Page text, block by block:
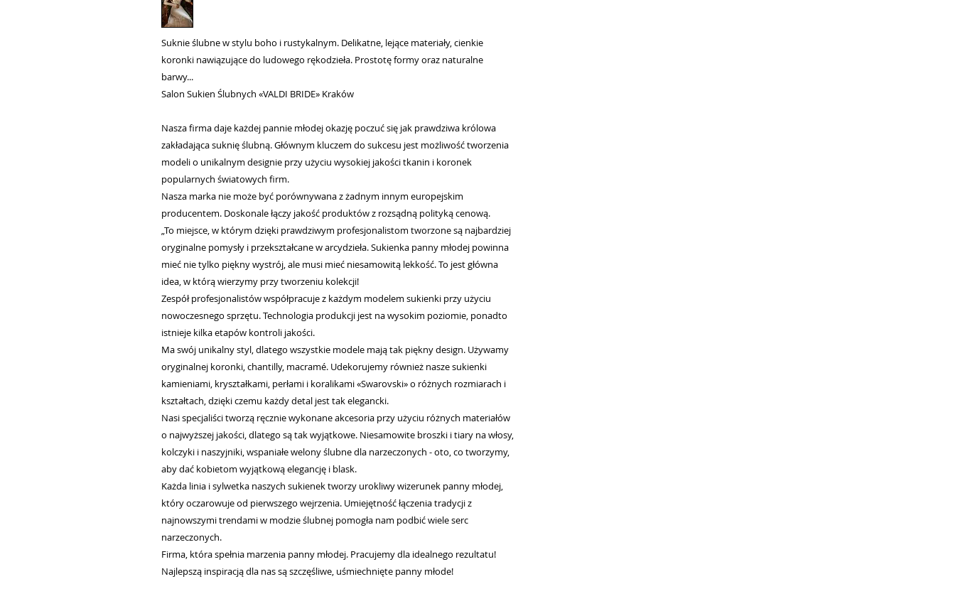
Suknie ślubne w stylu boho i rustykalnym. Delikatne, lejące materiały, cienkie
koronki nawiązujące do ludowego rękodzieła. Prostotę formy oraz naturalne
barwy...
Salon Sukien Ślubnych «VALDI BRIDE» Kraków
Nasza firma daje każdej pannie młodej okazję poczuć się jak prawdziwa królowa
zakładająca suknię ślubną. Głównym kluczem do sukcesu jest możliwość tworzenia
modeli o unikalnym designie przy użyciu wysokiej jakości tkanin i koronek
popularnych światowych firm.
Nasza marka nie może być porównywana z żadnym innym europejskim
producentem. Doskonale łączy jakość produktów z rozsądną polityką cenową.
„To miejsce, w którym dzięki prawdziwym profesjonalistom tworzone są najbardziej
oryginalne pomysły i przekształcane w arcydzieła. Sukienka panny młodej powinna
mieć nie tylko piękny wystrój, ale musi mieć niesamowitą lekkość. To jest główna
idea, w którą wierzymy przy tworzeniu kolekcji!
Zespół profesjonalistów współpracuje z każdym modelem sukienki przy użyciu
nowoczesnego sprzętu. Technologia produkcji jest na wysokim poziomie, ponadto
istnieje kilka etapów kontroli jakości.
Ma swój unikalny styl, dlatego wszystkie modele mają tak piękny design. Używamy
oryginalnej koronki, chantilly, macramé. Udekorujemy również nasze sukienki
kamieniami, kryształkami, perłami i koralikami «Swarovski» o różnych rozmiarach i
kształtach, dzięki czemu każdy detal jest tak elegancki.
Nasi specjaliści tworzą ręcznie wykonane akcesoria przy użyciu różnych materiałów
o najwyższej jakości, dlatego są tak wyjątkowe. Niesamowite broszki i tiary na włosy,
kolczyki i naszyjniki, wspaniałe welony ślubne dla narzeczonych - oto, co tworzymy,
aby dać kobietom wyjątkową elegancję i blask.
Każda linia i sylwetka naszych sukienek tworzy urokliwy wizerunek panny młodej,
który oczarowuje od pierwszego wejrzenia. Umiejętność łączenia tradycji z
najnowszymi trendami w modzie ślubnej pomogła nam podbić wiele serc
narzeczonych.
Firma, która spełnia marzenia panny młodej. Pracujemy dla idealnego rezultatu!
Najlepszą inspiracją dla nas są szczęśliwe, uśmiechnięte panny młode!